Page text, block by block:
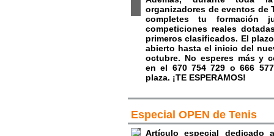
organizadores de eventos de
completes tu formación
competiciones reales
primeros clasificados. El
abierto hasta el inicio del
octubre. No esperes más y
en el 670 754 729 o 666
plaza. ¡TE ESPERAMOS!
Especial OPEN de Tenis
Artículo especial dedicado